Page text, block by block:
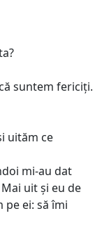
suntem fericiți.
uităm ce
mi-au dat
uit și eu de
pe ei: să îmi